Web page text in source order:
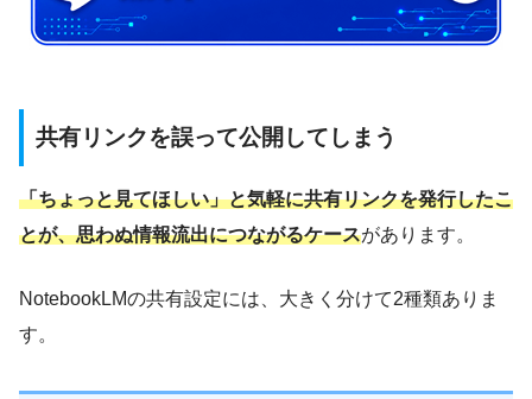
共有リンクを誤って公開してしまう
「ちょっと見てほしい」と気軽に共有リンクを発行したこ
とが、思わぬ情報流出につながるケースがあります。
NotebookLMの共有設定には、大きく分けて2種類ありま
す。